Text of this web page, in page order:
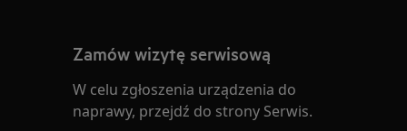
Zamów wizytę serwisową
W celu zgłoszenia urządzenia do
naprawy, przejdź do strony Serwis.